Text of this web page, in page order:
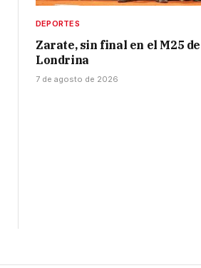
DEPORTES
Zarate, sin final en el M25 de
Londrina
7 de agosto de 2026